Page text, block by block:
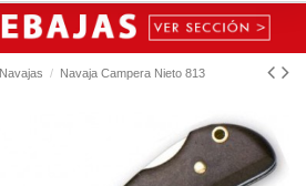
Navajas Navaja Campera Nieto 813